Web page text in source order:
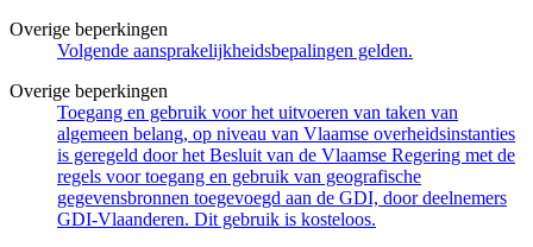
Overige beperkingen
Volgende aansprakelijkheidsbepalingen gelden.
Overige beperkingen
Toegang en gebruik voor het uitvoeren van taken van
algemeen belang, op niveau van Vlaamse overheidsinstanties
is geregeld door het Besluit van de Vlaamse Regering met de
regels voor toegang en gebruik van geografische
gegevensbronnen toegevoegd aan de GDI, door deelnemers
GDI-Vlaanderen. Dit gebruik is kosteloos.